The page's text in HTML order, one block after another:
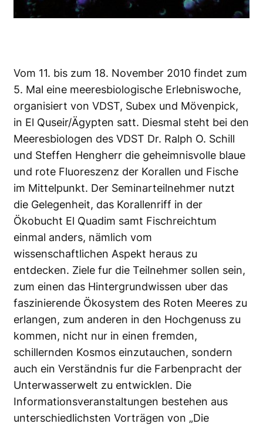
Vom 11. bis zum 18. November 2010 findet zum
5. Mal eine meeresbiologische Erlebniswoche,
organisiert von VDST, Subex und Mövenpick,
in El Quseir/Ägypten satt. Diesmal steht bei den
Meeresbiologen des VDST Dr. Ralph O. Schill
und Steffen Hengherr die geheimnisvolle blaue
und rote Fluoreszenz der Korallen und Fische
im Mittelpunkt. Der Seminarteilnehmer nutzt
die Gelegenheit, das Korallenriff in der
Ökobucht El Quadim samt Fischreichtum
einmal anders, nämlich vom
wissenschaftlichen Aspekt heraus zu
entdecken. Ziele fur die Teilnehmer sollen sein,
zum einen das Hintergrundwissen uber das
faszinierende Ökosystem des Roten Meeres zu
erlangen, zum anderen in den Hochgenuss zu
kommen, nicht nur in einen fremden,
schillernden Kosmos einzutauchen, sondern
auch ein Verständnis fur die Farbenpracht der
Unterwasserwelt zu entwicklen. Die
Informationsveranstaltungen bestehen aus
unterschiedlichsten Vorträgen von „Die